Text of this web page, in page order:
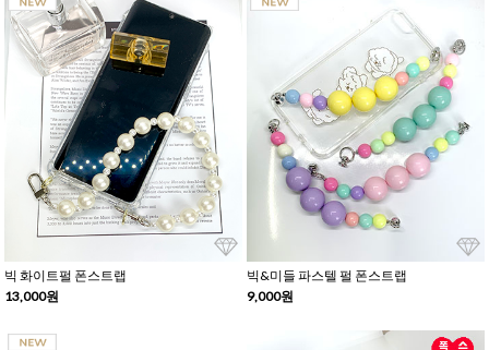
빅 화이트펄 폰스트랩
13,000원
빅&미들 파스텔 펄 폰스트랩
9,000원